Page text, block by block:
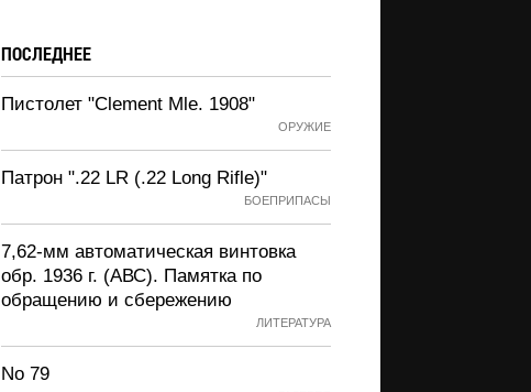
ПОСЛЕДНЕЕ
Пистолет "Clement Mle. 1908"
ОРУЖИЕ
Патрон ".22 LR (.22 Long Rifle)"
БОЕПРИПАСЫ
7,62-мм автоматическая винтовка
обр. 1936 г. (АВС). Памятка по
обращению и сбережению
ЛИТЕРАТУРА
No 79